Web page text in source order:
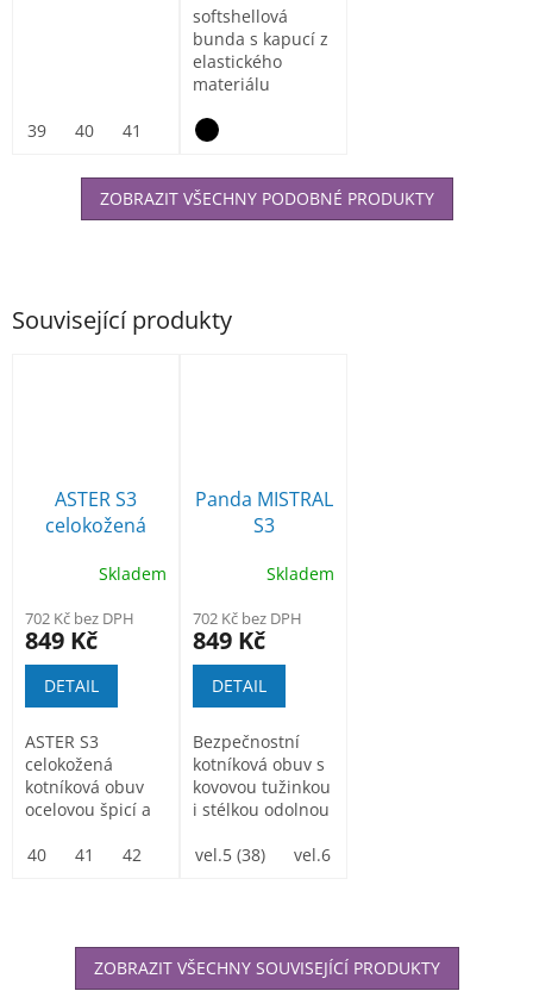
Související produkty
ASTER S3
celokožená
Skladem
702 Kč bez DPH
849 Kč
DETAIL
ASTER S3
celokožená
kotníková obuv
ocelovou špicí a
40
41 42 44 46
Panda MISTRAL
S3
kotníková obuv
Skladem
702 Kč bez DPH
849 Kč
DETAIL
Bezpečnostní
kotníková obuv s
kovovou tužinkou
i stélkou odolnou
vel.5 (38)
vel.6 (39)
ZOBRAZIT VŠECHNY SOUVISEJÍCÍ PRODUKTY
39 40 41 43
softshellová
bunda s kapucí z
elastického
materiálu
vnitřní část...
ZOBRAZIT VŠECHNY PODOBNÉ PRODUKTY